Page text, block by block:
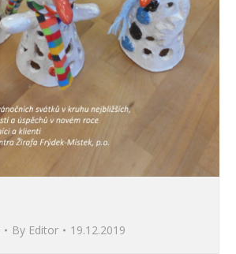
By Editor 19.12.2019